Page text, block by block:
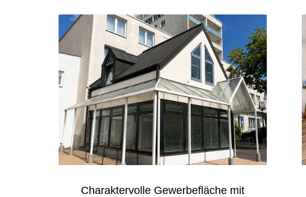
Charaktervolle Gewerbefläche mit